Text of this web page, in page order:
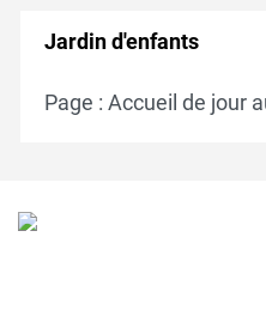
Jardin d'enfants
Page : Accueil de jour
Verschiedene